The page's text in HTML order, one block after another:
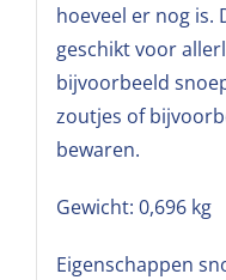
hoeveel er nog is.
geschikt voor
bijvoorbeeld
zoutjes of
bewaren.
Gewicht: 0,696 kg
Eigenschappen